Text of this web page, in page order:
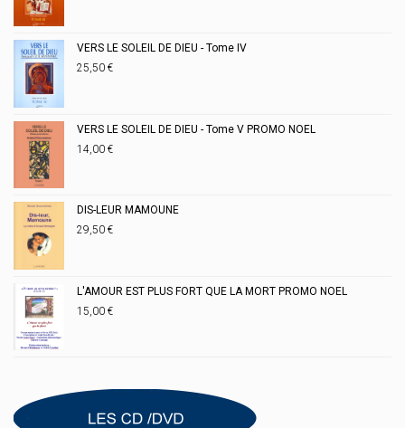
VERS LE SOLEIL DE DIEU - Tome IV
25,50 €
VERS LE SOLEIL DE DIEU - Tome V PROMO NOEL
14,00 €
DIS-LEUR MAMOUNE
29,50 €
L'AMOUR EST PLUS FORT QUE LA MORT PROMO NOEL
15,00 €